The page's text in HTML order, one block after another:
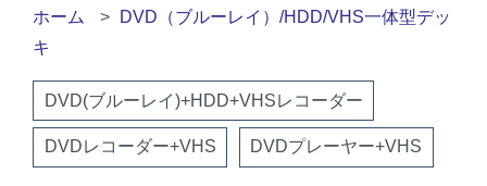
ホーム
DVD（ブルーレイ）/HDD/VHS一体型デッ
キ
DVD(ブルーレイ)+HDD+VHSレコーダー
DVDレコーダー+VHS DVDプレーヤー+VHS